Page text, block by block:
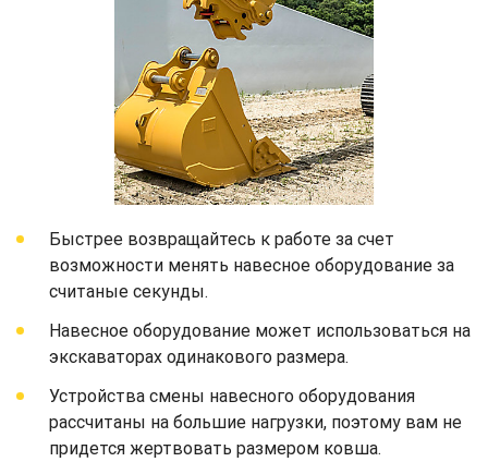
Быстрее возвращайтесь к работе за счет
возможности менять навесное оборудование за
считаные секунды.
Навесное оборудование может использоваться на
экскаваторах одинакового размера.
Устройства смены навесного оборудования
рассчитаны на большие нагрузки, поэтому вам не
придется жертвовать размером ковша.